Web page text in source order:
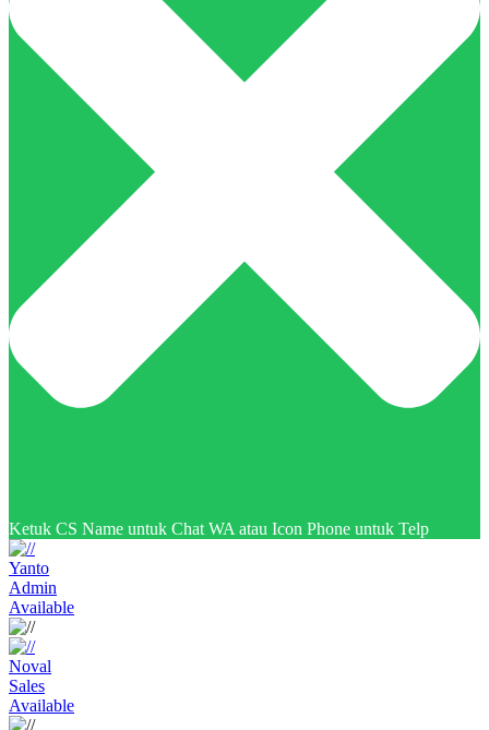
Ketuk CS Name untuk Chat WA atau Icon Phone untuk Telp
Yanto
Admin
Available
Noval
Sales
Available